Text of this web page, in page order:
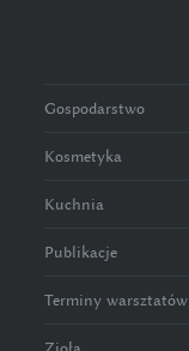
Gospodarstwo
Kosmetyka
Kuchnia
Publikacje
Terminy warsztatów